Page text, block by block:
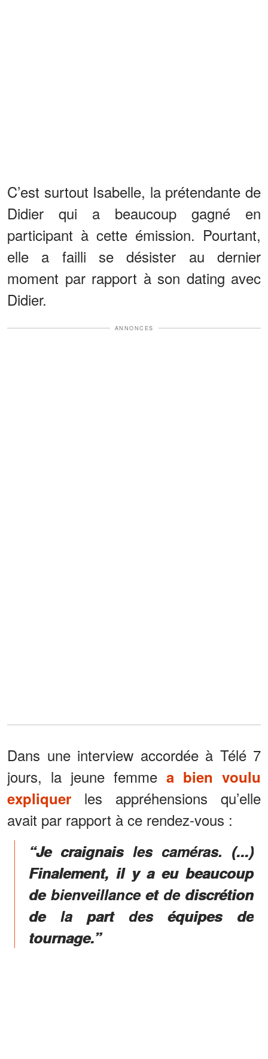
C’est surtout Isabelle, la prétendante de
Didier qui a beaucoup gagné en
participant à cette émission. Pourtant,
elle a failli se désister au dernier
moment par rapport à son dating avec
Didier.
ANNONCES
Dans une interview accordée à Télé 7
jours, la jeune femme a bien voulu
expliquer les appréhensions qu’elle
avait par rapport à ce rendez-vous :
“Je craignais les caméras. (...)
Finalement, il y a eu beaucoup
de bienveillance et de discrétion
de la part des équipes de
tournage.”